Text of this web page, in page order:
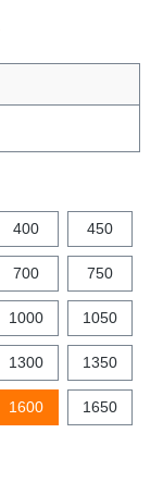
400 450
700 750
1000 1050
1300 1350
1600 1650